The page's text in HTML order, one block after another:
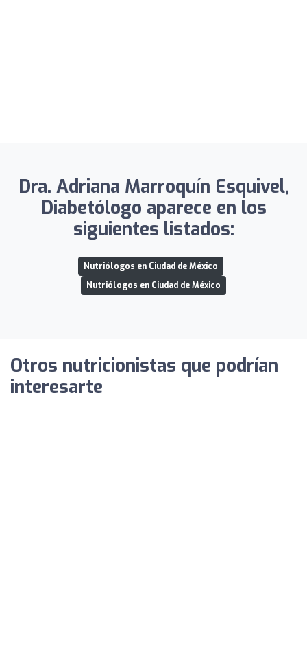
Dra. Adriana Marroquín Esquivel,
Diabetólogo aparece en los
siguientes listados:
Nutriólogos en Ciudad de México
Nutriólogos en Ciudad de México
Otros nutricionistas que podrían
interesarte